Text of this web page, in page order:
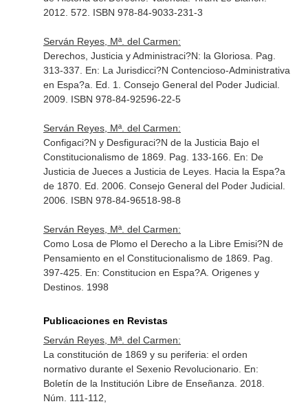
2012. 572. ISBN 978-84-9033-231-3
Serván Reyes, Mª. del Carmen:
Derechos, Justicia y Administraci?N: la Gloriosa. Pag.
313-337. En: La Jurisdicci?N Contencioso-Administrativa
en Espa?a . Ed. 1. Consejo General del Poder Judicial.
2009. ISBN 978-84-92596-22-5
Serván Reyes, Mª. del Carmen:
Configaci?N y Desfiguraci?N de la Justicia Bajo el
Constitucionalismo de 1869. Pag. 133-166. En: De
Justicia de Jueces a Justicia de Leyes. Hacia la Espa?a
de 1870. Ed. 2006. Consejo General del Poder Judicial.
2006. ISBN 978-84-96518-98-8
Serván Reyes, Mª. del Carmen:
Como Losa de Plomo el Derecho a la Libre Emisi?N de
Pensamiento en el Constitucionalismo de 1869. Pag.
397-425. En: Constitucion en Espa?A. Origenes y
Destinos. 1998
Publicaciones en Revistas
Serván Reyes, Mª. del Carmen:
La constitución de 1869 y su periferia: el orden
normativo durante el Sexenio Revolucionario. En:
Boletín de la Institución Libre de Enseñanza . 2018.
Núm. 111-112,